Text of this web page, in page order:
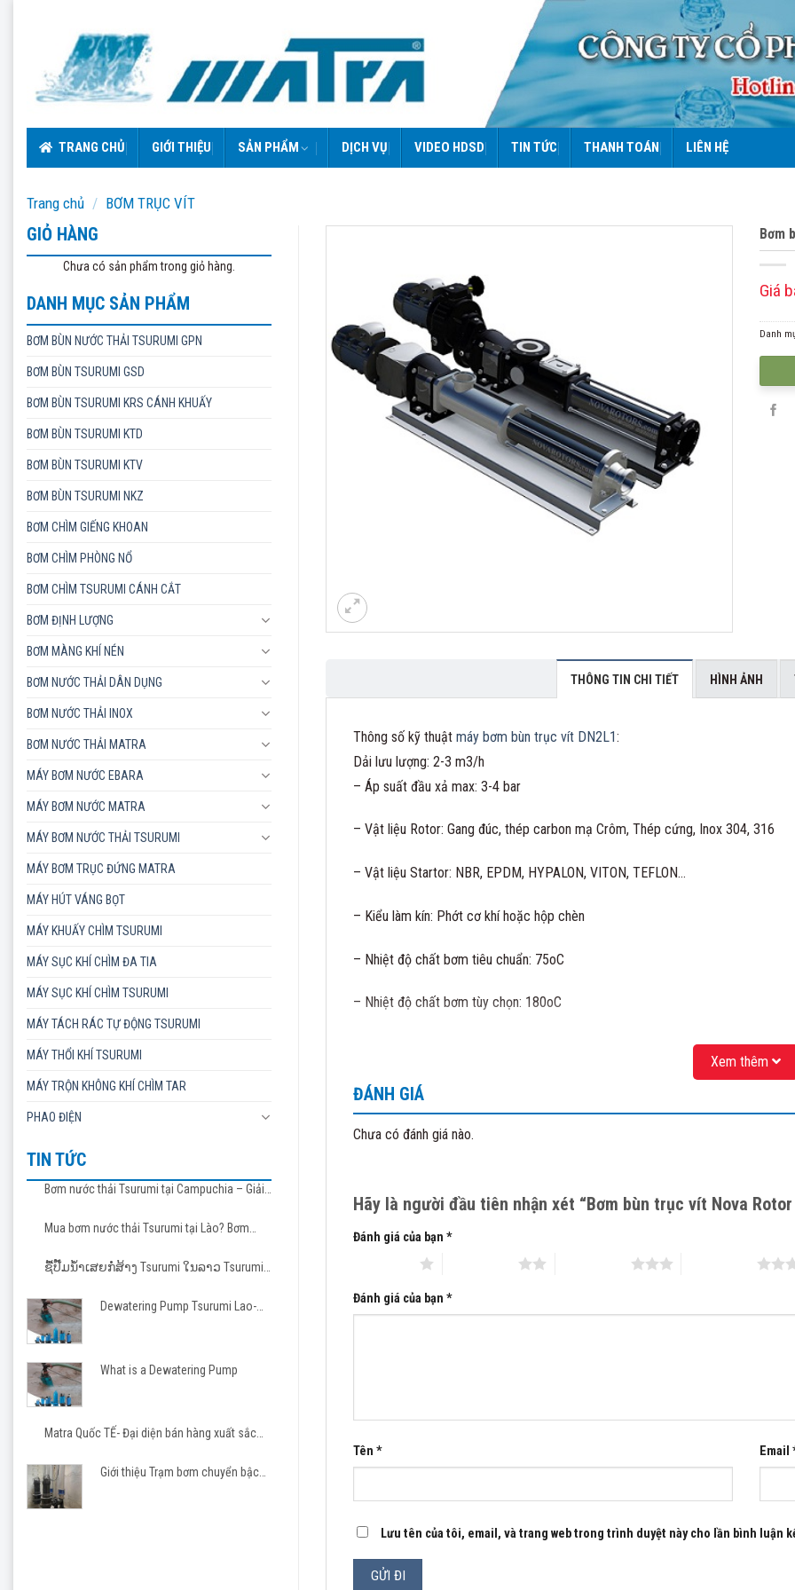
TRANG CHỦ GIỚI THIỆU SẢN PHẨM DỊCH VỤ VIDEO HDSD TIN TỨC THANH TOÁN LIÊN HỆ
Trang chủ / BƠM TRỤC VÍT
GIỎ HÀNG
Chưa có sản phẩm trong giỏ hàng.
DANH MỤC SẢN PHẨM
BƠM BÙN NƯỚC THẢI TSURUMI GPN
BƠM BÙN TSURUMI GSD
BƠM BÙN TSURUMI KRS CÁNH KHUẤY
BƠM BÙN TSURUMI KTD
BƠM BÙN TSURUMI KTV
BƠM BÙN TSURUMI NKZ
BƠM CHÌM GIẾNG KHOAN
BƠM CHÌM PHÒNG NỔ
BƠM CHÌM TSURUMI CÁNH CẮT
BƠM ĐỊNH LƯỢNG
BƠM MÀNG KHÍ NÉN
BƠM NƯỚC THẢI DÂN DỤNG
BƠM NƯỚC THẢI INOX
BƠM NƯỚC THẢI MATRA
MÁY BƠM NƯỚC EBARA
MÁY BƠM NƯỚC MATRA
MÁY BƠM NƯỚC THẢI TSURUMI
MÁY BƠM TRỤC ĐỨNG MATRA
MÁY HÚT VÁNG BỌT
MÁY KHUẤY CHÌM TSURUMI
MÁY SỤC KHÍ CHÌM ĐA TIA
MÁY SỤC KHÍ CHÌM TSURUMI
MÁY TÁCH RÁC TỰ ĐỘNG TSURUMI
MÁY THỔI KHÍ TSURUMI
MÁY TRỘN KHÔNG KHÍ CHÌM TAR
PHAO ĐIỆN
TIN TỨC
Bơm nước thải Tsurumi tại Campuchia – Giải
nghiệp
Mua bơm nước thải Tsurumi tại Lào? Bơm
ຊື້ປັ໊ມນ້ຳເສຍກໍ່ສ້າງ Tsurumi ໃນລາວ Tsurumi
Dewatering Pump Tsurumi Lao-
What is a Dewatering Pump
Matra Quốc TẾ- Đại diện bán hàng xuất sắc
Giới thiệu Trạm bơm chuyển bậc
Bơm
Giá
Danh
THÔNG TIN CHI TIẾT HÌNH ẢNH
Thông số kỹ thuật máy bơm bùn trục vít DN2L1:
Dải lưu lượng: 2-3 m3/h
– Áp suất đầu xả max: 3-4 bar
– Vật liệu Rotor: Gang đúc, thép carbon mạ Crôm, Thép cứng, Inox 304, 316
– Vật liệu Startor: NBR, EPDM, HYPALON, VITON, TEFLON…
– Kiểu làm kín: Phớt cơ khí hoặc hộp chèn
– Nhiệt độ chất bơm tiêu chuẩn: 75oC
– Nhiệt độ chất bơm tùy chọn: 180oC
– Số vòng quay: (60-800) vòng/phút
Ứng dụng của bơm bùn trục vít:
– Dùng trong hệ thống xử lý nước thải, nước cấp
Phòng Dự án Mr Huy 0983.480.866 / 0986.327.465
Công ty CP Matra Quốc Tế
Đơn vị ủy quyền hãng bơm Tsurumi tại Việt Nam
41/1277 Giải Phóng- Hoàng Mai- HN
Email: matraquocte1@gmaillcom
Xem thêm
ĐÁNH GIÁ
Chưa có đánh giá nào.
Hãy là người đầu tiên nhận xét “Bơm bùn trục vít Nova Rotor
Đánh giá của bạn *
Đánh giá của bạn *
Tên * Email
Lưu tên của tôi, email, và trang web trong trình duyệt này cho lần bình luận